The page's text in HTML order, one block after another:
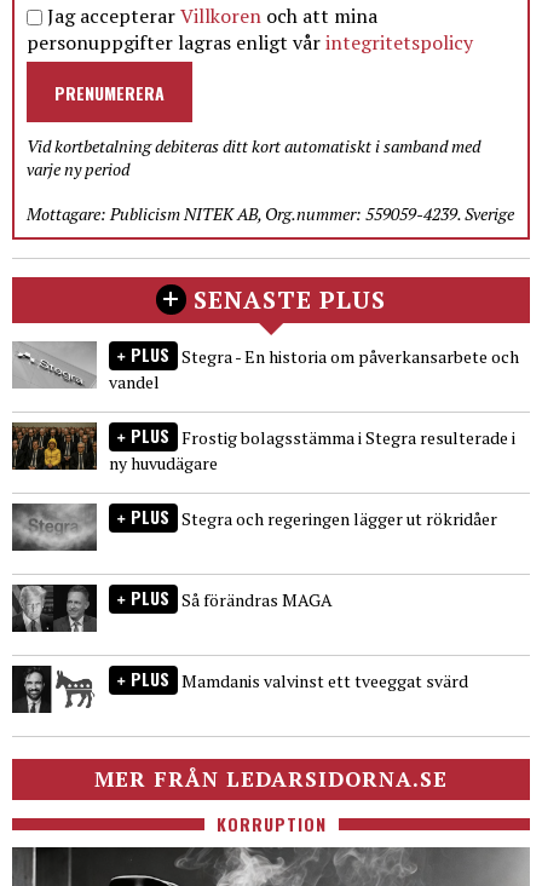
Jag accepterarVillkoren och att mina
personuppgifter lagras enligt vårintegritetspolicy
PRENUMERERA
Vid kortbetalning debiteras ditt kort automatiskt i samband med
varje ny period
Mottagare: Publicism NITEK AB, Org.nummer: 559059-4239. Sverige
SENASTE PLUS
PLUS Stegra - En historia om påverkansarbete och
vandel
PLUS Frostig bolagsstämma i Stegra resulterade i
ny huvudägare
PLUS Stegra och regeringen lägger ut rökridåer
PLUS Så förändras MAGA
PLUS Mamdanis valvinst ett tveeggat svärd
MER FRÅN LEDARSIDORNA.SE
KORRUPTION